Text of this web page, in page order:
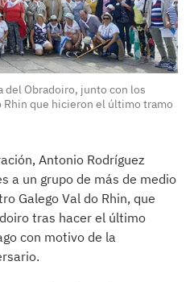
del Obradoiro, junto con los
Rhin que hicieron el último tramo
Antonio Rodríguez
a un grupo de más de medio
Galego Val do Rhin, que
tras hacer el último
con motivo de la